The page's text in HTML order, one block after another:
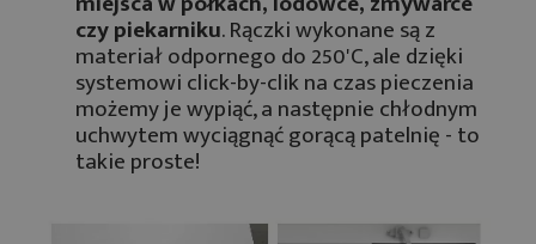
czy piekarniku. Rączki wykonane są z
materiał odpornego do 250'C, ale dzięki
systemowi click-by-clik na czas pieczenia
możemy je wypiąć, a następnie chłodnym
uchwytem wyciągnąć gorącą patelnię - to
takie proste!